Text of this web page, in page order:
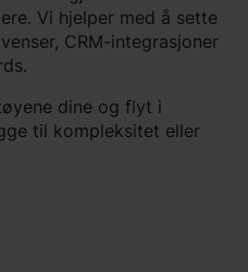
Vi hjelper med å sette
CRM-integrasjoner
dine og flyt i
til kompleksitet eller